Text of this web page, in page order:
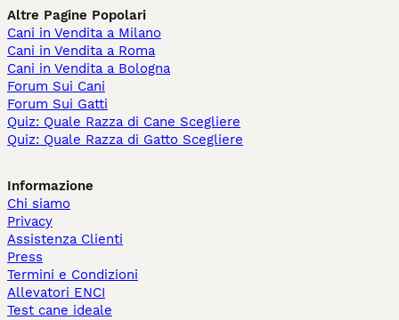
Altre Pagine Popolari
Cani in Vendita a Milano
Cani in Vendita a Roma
Cani in Vendita a Bologna
Forum Sui Cani
Forum Sui Gatti
Quiz: Quale Razza di Cane Scegliere
Quiz: Quale Razza di Gatto Scegliere
Informazione
Chi siamo
Privacy
Assistenza Clienti
Press
Termini e Condizioni
Allevatori ENCI
Test cane ideale